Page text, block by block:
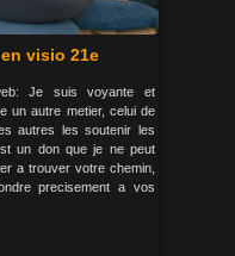
visio 21e
Je suis voyante et
un autre metier, celui de
autres les soutenir les
un don que je ne peut
a trouver votre chemin,
precisement a vos